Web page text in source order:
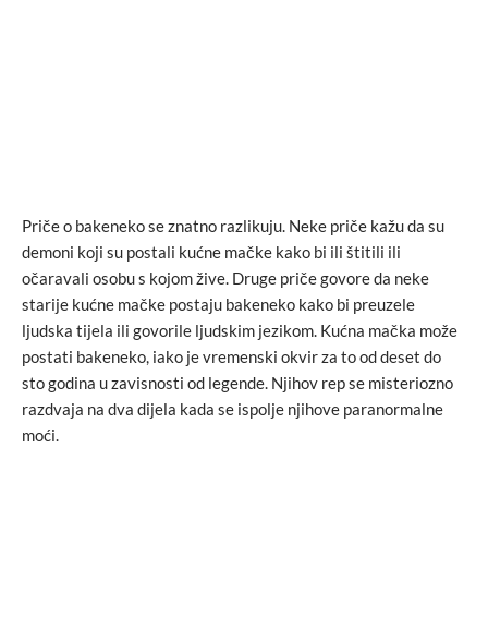
Priče o bakeneko se znatno razlikuju. Neke priče kažu da su
demoni koji su postali kućne mačke kako bi ili štitili ili
očaravali osobu s kojom žive. Druge priče govore da neke
starije kućne mačke postaju bakeneko kako bi preuzele
ljudska tijela ili govorile ljudskim jezikom. Kućna mačka može
postati bakeneko, iako je vremenski okvir za to od deset do
sto godina u zavisnosti od legende. Njihov rep se misteriozno
razdvaja na dva dijela kada se ispolje njihove paranormalne
moći.